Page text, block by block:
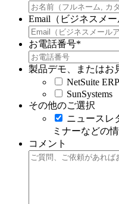
Email（ビジネスメー
お電話番号*
製品デモ、またはお
NetSuite ERP
SunSystems
その他のご選択
ニュースレ
ミナーなどの情
コメント